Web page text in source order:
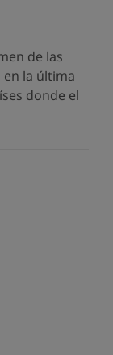
de las
la última
donde el